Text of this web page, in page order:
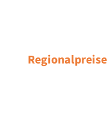
Regionalpreise